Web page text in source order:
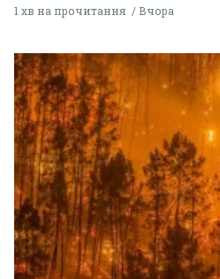
1 хв на прочитання Вчора